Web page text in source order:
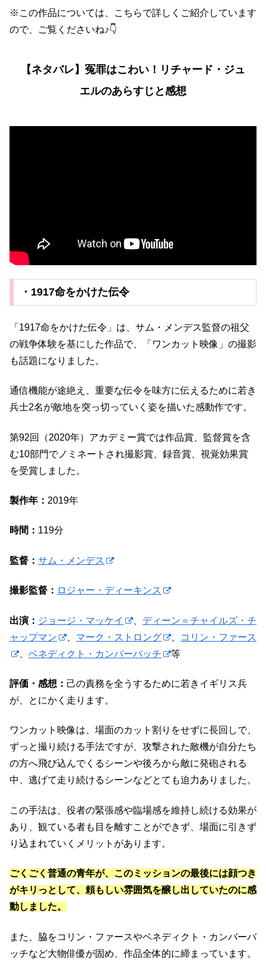
※この作品については、こちらで詳しくご紹介しています
ので、ご覧くださいね♪👇
【ネタバレ】冤罪はこわい！リチャード・ジュ
エルのあらすじと感想
・1917命をかけた伝令
「1917命をかけた伝令」は、サム・メンデス監督の祖父
の戦争体験を基にした作品で、「ワンカット映像」の撮影
も話題になりました。
通信機能が途絶え、重要な伝令を味方に伝えるために若き
兵士2名が敵地を突っ切っていく姿を描いた感動作です。
第92回（2020年）アカデミー賞では作品賞、監督賞を含
む10部門でノミネートされ撮影賞、録音賞、視覚効果賞
を受賞しました。
製作年： 2019年
時間： 119分
監督： サム・メンデス
撮影監督： ロジャー・ディーキンス
出演： ジョージ・マッケイ
ディーン＝チャイルズ・チ
ャップマン
マーク・ストロング
コリン・ファース
ベネディクト・カンバーバッチ 等
評価・感想： 己の責務を全うするために若きイギリス兵
が、とにかく走ります。
ワンカット映像は、場面のカット割りをせずに長回しで、
ずっと撮り続ける手法ですが、攻撃された敵機が自分たち
の方へ飛び込んでくるシーンや後ろから敵に発砲される
中、逃げて走り続けるシーンなどとても迫力ありました。
この手法は、役者の緊張感や臨場感を維持し続ける効果が
あり、観ている者も目を離すことができず、場面に引きず
り込まれていくメリットがあります。
ごくごく普通の青年が、このミッションの最後には顔つき
がキリっとして、頼もしい雰囲気を醸し出していたのに感
動しました。
また、脇をコリン・ファースやベネディクト・カンバーバ
ッチなど大物俳優が固め、作品全体的に締まっています。